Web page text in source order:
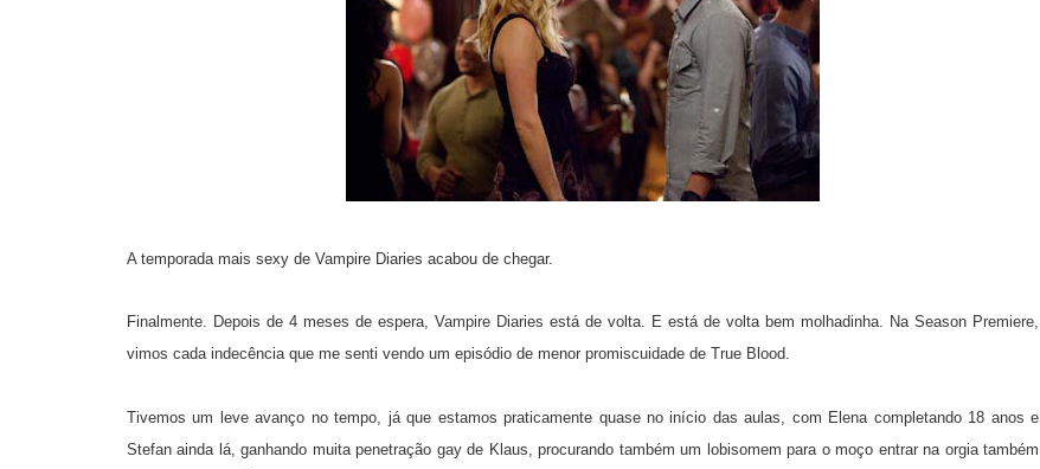
A temporada mais sexy de Vampire Diaries acabou de chegar.
Finalmente. Depois de 4 meses de espera, Vampire Diaries está de volta. E está de volta bem molhadinha. Na Season Premiere,
vimos cada indecência que me senti vendo um episódio de menor promiscuidade de True Blood.
Tivemos um leve avanço no tempo, já que estamos praticamente quase no início das aulas, com Elena completando 18 anos e
Stefan ainda lá, ganhando muita penetração gay de Klaus, procurando também um lobisomem para o moço entrar na orgia também